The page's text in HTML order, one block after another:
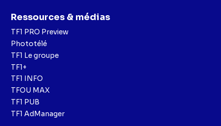
Ressources & médias
TF1 PRO Preview
Phototélé
TF1 Le groupe
TF1+
TF1 INFO
TFOU MAX
TF1 PUB
TF1 AdManager